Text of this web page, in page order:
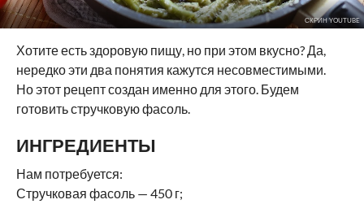
СКРИН YOUTUBE
Хотите есть здоровую пищу, но при этом вкусно? Да,
нередко эти два понятия кажутся несовместимыми.
Но этот рецепт создан именно для этого. Будем
готовить стручковую фасоль.
ИНГРЕДИЕНТЫ
Нам потребуется:
Стручковая фасоль — 450 г;